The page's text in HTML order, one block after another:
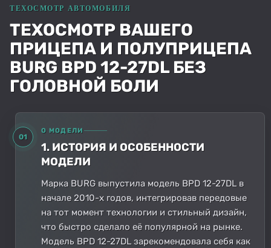
ТЕХОСМОТР ВАШЕГО
ПРИЦЕПА И ПОЛУПРИЦЕПА
BURG BPD 12-27DL БЕЗ
ГОЛОВНОЙ БОЛИ
01
О МОДЕЛИ
1. ИСТОРИЯ И ОСОБЕННОСТИ
МОДЕЛИ
Марка BURG выпустила модель BPD 12-27DL в
начале 2010-х годов, интегрировав передовые
на тот момент технологии и стильный дизайн,
что быстро сделало её популярной на рынке.
Модель BPD 12-27DL зарекомендовала себя как